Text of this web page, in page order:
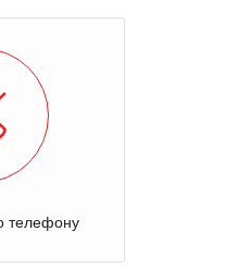
телефону